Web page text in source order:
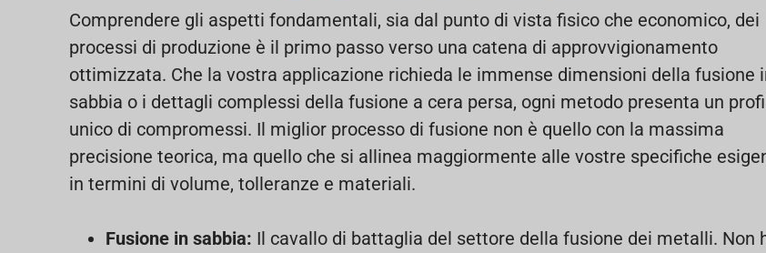
Comprendere gli aspetti fondamentali, sia dal punto di vista fisico che economico, dei
processi di produzione è il primo passo verso una catena di approvvigionamento
ottimizzata. Che la vostra applicazione richieda le immense dimensioni della fusione
sabbia o i dettagli complessi della fusione a cera persa, ogni metodo presenta un
unico di compromessi. Il miglior processo di fusione non è quello con la massima
precisione teorica, ma quello che si allinea maggiormente alle vostre specifiche
in termini di volume, tolleranze e materiali.
Fusione in sabbia: Il cavallo di battaglia del settore della fusione dei metalli. Non